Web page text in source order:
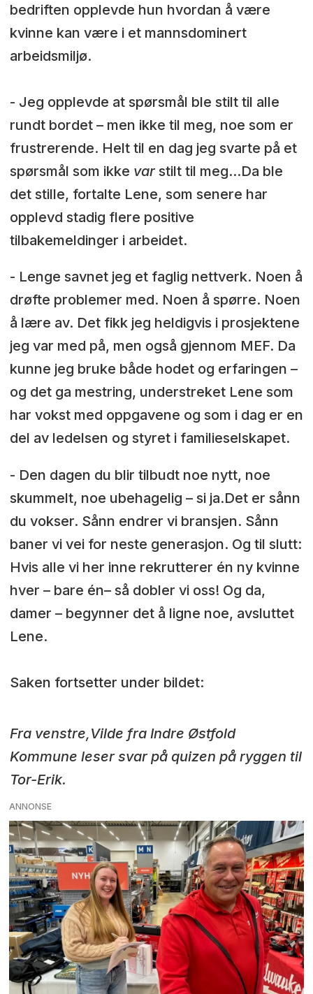
bedriften opplevde hun hvordan å være
kvinne kan være i et mannsdominert
arbeidsmiljø.
- Jeg opplevde at spørsmål ble stilt til alle
rundt bordet – men ikke til meg, noe som er
frustrerende. Helt til en dag jeg svarte på et
spørsmål som ikke varstilt til meg…Da ble
det stille, fortalte Lene, som senere har
opplevd stadig flere positive
tilbakemeldinger i arbeidet.
- Lenge savnet jeg et faglig nettverk. Noen å
drøfte problemer med. Noen å spørre. Noen
å lære av. Det fikk jeg heldigvis i prosjektene
jeg var med på, men også gjennom MEF. Da
kunne jeg bruke både hodet og erfaringen –
og det ga mestring, understreket Lene som
har vokst med oppgavene og som i dag er en
del av ledelsen og styret i familieselskapet.
- Den dagen du blir tilbudt noe nytt, noe
skummelt, noe ubehagelig – si ja.Det er sånn
du vokser. Sånn endrer vi bransjen. Sånn
baner vi vei for neste generasjon. Og til slutt:
Hvis alle vi her inne rekrutterer én ny kvinne
hver – bare én– så dobler vi oss! Og da,
damer – begynner det å ligne noe, avsluttet
Lene.
Saken fortsetter under bildet:
Fra venstre,Vilde fra Indre Østfold
Kommune leser svar på quizen på ryggen til
Tor-Erik.
ANNONSE